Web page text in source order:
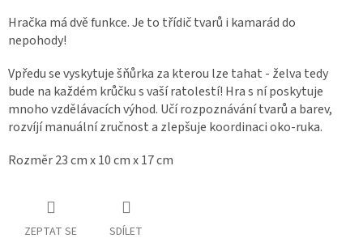
Hračka má dvě funkce. Je to třídič tvarů i kamarád do
nepohody!
Vpředu se vyskytuje šňůrka za kterou lze tahat - želva tedy
bude na každém krůčku s vaší ratolestí! Hra s ní poskytuje
mnoho vzdělávacích výhod. Učí rozpoznávání tvarů a barev,
rozvíjí manuální zručnost a zlepšuje koordinaci oko-ruka.
Rozměr 23 cm x 10 cm x 17 cm
ZEPTAT SE SDÍLET